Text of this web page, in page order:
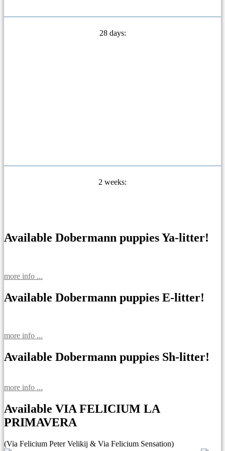
28 days:
2 weeks:
Available Dobermann puppies Ya-litter!
more info ...
Available Dobermann puppies E-litter!
more info ...
Available Dobermann puppies Sh-litter!
more info ...
Available VIA FELICIUM LA
PRIMAVERA
(Via Felicium Peter Velikij & Via Felicium Sensation)